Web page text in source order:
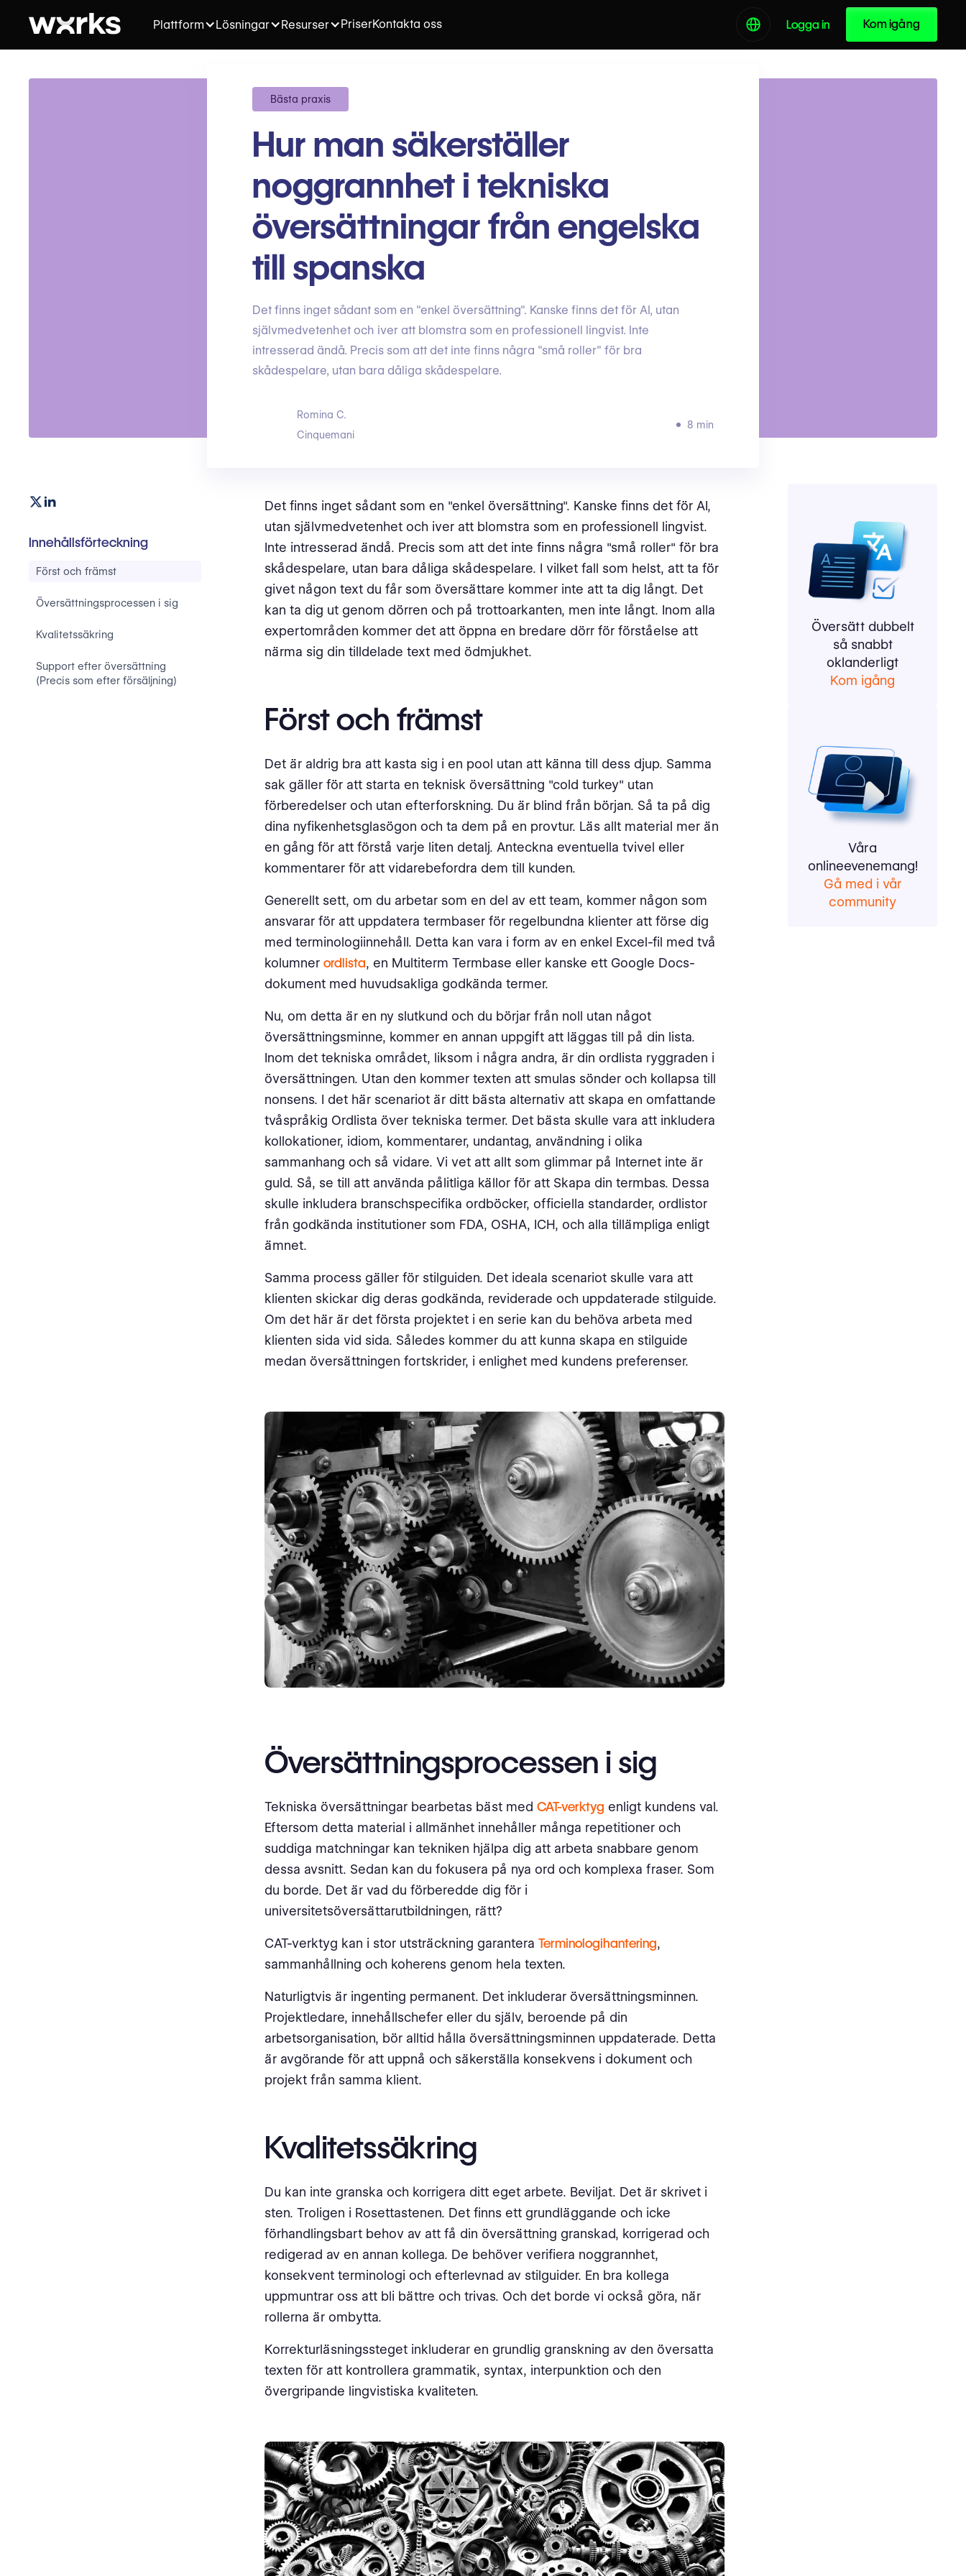
Plattform Lösningar Resurser PriserKontakta oss Logga in Kom igång
Bästa praxis
Hur man säkerställer
noggrannhet i tekniska
översättningar från engelska
till spanska
Det finns inget sådant som en "enkel översättning". Kanske finns det för AI, utan
självmedvetenhet och iver att blomstra som en professionell lingvist. Inte
intresserad ändå. Precis som att det inte finns några "små roller" för bra
skådespelare, utan bara dåliga skådespelare.
Romina C.
Cinquemani
8 min
Innehållsförteckning
Först och främst
Översättningsprocessen i sig
Kvalitetssäkring
Support efter översättning
(Precis som efter försäljning)
Det finns inget sådant som en "enkel översättning". Kanske finns det för AI,
utan självmedvetenhet och iver att blomstra som en professionell lingvist.
Inte intresserad ändå. Precis som att det inte finns några "små roller" för bra
skådespelare, utan bara dåliga skådespelare. I vilket fall som helst, att ta för
givet någon text du får som översättare kommer inte att ta dig långt. Det
kan ta dig ut genom dörren och på trottoarkanten, men inte långt. Inom alla
expertområden kommer det att öppna en bredare dörr för förståelse att
närma sig din tilldelade text med ödmjukhet.
Först och främst
Det är aldrig bra att kasta sig i en pool utan att känna till dess djup. Samma
sak gäller för att starta en teknisk översättning "cold turkey" utan
förberedelser och utan efterforskning. Du är blind från början. Så ta på dig
dina nyfikenhetsglasögon och ta dem på en provtur. Läs allt material mer än
en gång för att förstå varje liten detalj. Anteckna eventuella tvivel eller
kommentarer för att vidarebefordra dem till kunden.
Generellt sett, om du arbetar som en del av ett team, kommer någon som
ansvarar för att uppdatera termbaser för regelbundna klienter att förse dig
med terminologiinnehåll. Detta kan vara i form av en enkel Excel-fil med två
kolumner ordlista, en Multiterm Termbase eller kanske ett Google Docs-
dokument med huvudsakliga godkända termer.
Nu, om detta är en ny slutkund och du börjar från noll utan något
översättningsminne, kommer en annan uppgift att läggas till på din lista.
Inom det tekniska området, liksom i några andra, är din ordlista ryggraden i
översättningen. Utan den kommer texten att smulas sönder och kollapsa till
nonsens. I det här scenariot är ditt bästa alternativ att skapa en omfattande
tvåspråkig Ordlista över tekniska termer. Det bästa skulle vara att inkludera
kollokationer, idiom, kommentarer, undantag, användning i olika
sammanhang och så vidare. Vi vet att allt som glimmar på Internet inte är
guld. Så, se till att använda pålitliga källor för att Skapa din termbas. Dessa
skulle inkludera branschspecifika ordböcker, officiella standarder, ordlistor
från godkända institutioner som FDA, OSHA, ICH, och alla tillämpliga enligt
ämnet.
Samma process gäller för stilguiden. Det ideala scenariot skulle vara att
klienten skickar dig deras godkända, reviderade och uppdaterade stilguide.
Om det här är det första projektet i en serie kan du behöva arbeta med
klienten sida vid sida. Således kommer du att kunna skapa en stilguide
medan översättningen fortskrider, i enlighet med kundens preferenser.
Översättningsprocessen i sig
Tekniska översättningar bearbetas bäst med CAT-verktyg enligt kundens val.
Eftersom detta material i allmänhet innehåller många repetitioner och
suddiga matchningar kan tekniken hjälpa dig att arbeta snabbare genom
dessa avsnitt. Sedan kan du fokusera på nya ord och komplexa fraser. Som
du borde. Det är vad du förberedde dig för i
universitetsöversättarutbildningen, rätt?
CAT-verktyg kan i stor utsträckning garantera Terminologihantering,
sammanhållning och koherens genom hela texten.
Naturligtvis är ingenting permanent. Det inkluderar översättningsminnen.
Projektledare, innehållschefer eller du själv, beroende på din
arbetsorganisation, bör alltid hålla översättningsminnen uppdaterade. Detta
är avgörande för att uppnå och säkerställa konsekvens i dokument och
projekt från samma klient.
Kvalitetssäkring
Du kan inte granska och korrigera ditt eget arbete. Beviljat. Det är skrivet i
sten. Troligen i Rosettastenen. Det finns ett grundläggande och icke
förhandlingsbart behov av att få din översättning granskad, korrigerad och
redigerad av en annan kollega. De behöver verifiera noggrannhet,
konsekvent terminologi och efterlevnad av stilguider. En bra kollega
uppmuntrar oss att bli bättre och trivas. Och det borde vi också göra, när
rollerna är ombytta.
Korrekturläsningssteget inkluderar en grundlig granskning av den översatta
texten för att kontrollera grammatik, syntax, interpunktion och den
övergripande lingvistiska kvaliteten.
Översätt dubbelt
så snabbt
oklanderligt
Kom igång
Våra
onlineevenemang!
Gå med i vår
community